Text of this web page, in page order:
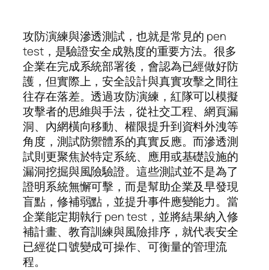
攻防演練與滲透測試，也就是常見的 pen
test，是驗證安全成熟度的重要方法。很多
企業在完成系統部署後，會認為已經做好防
護，但實際上，安全設計與真實攻擊之間往
往存在落差。透過攻防演練，紅隊可以模擬
攻擊者的思維與手法，從社交工程、網頁漏
洞、內網橫向移動、權限提升到資料外洩等
角度，測試防禦體系的真實反應。而滲透測
試則更聚焦於特定系統、應用或基礎設施的
漏洞挖掘與風險驗證。這些測試並不是為了
證明系統無懈可擊，而是幫助企業及早發現
盲點，修補弱點，並提升事件應變能力。當
企業能定期執行 pen test，並將結果納入修
補計畫、教育訓練與風險排序，就代表安全
已經從口號變成可操作、可衡量的管理流
程。